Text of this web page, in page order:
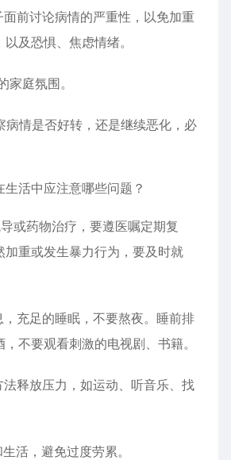
前讨论病情的严重性，以免加重
及恐惧、焦虑情绪。
家庭氛围。
病情是否好转，还是继续恶化，必
活中应注意哪些问题？
或药物治疗，要遵医嘱定期复
加重或发生暴力行为，要及时就
充足的睡眠，不要熬夜。睡前排
不要观看刺激的电视剧、书籍。
释放压力，如运动、听音乐、找
活，避免过度劳累。